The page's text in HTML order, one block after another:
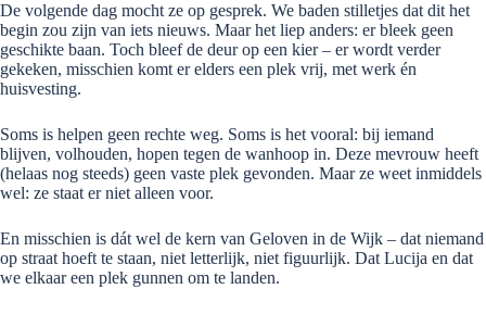
De volgende dag mocht ze op gesprek. We baden stilletjes dat dit het
begin zou zijn van iets nieuws. Maar het liep anders: er bleek geen
geschikte baan. Toch bleef de deur op een kier – er wordt verder
gekeken, misschien komt er elders een plek vrij, met werk én
huisvesting.
Soms is helpen geen rechte weg. Soms is het vooral: bij iemand
blijven, volhouden, hopen tegen de wanhoop in. Deze mevrouw heeft
(helaas nog steeds) geen vaste plek gevonden. Maar ze weet inmiddels
wel: ze staat er niet alleen voor.
En misschien is dát wel de kern van Geloven in de Wijk – dat niemand
op straat hoeft te staan, niet letterlijk, niet figuurlijk. Dat Lucija en dat
we elkaar een plek gunnen om te landen.